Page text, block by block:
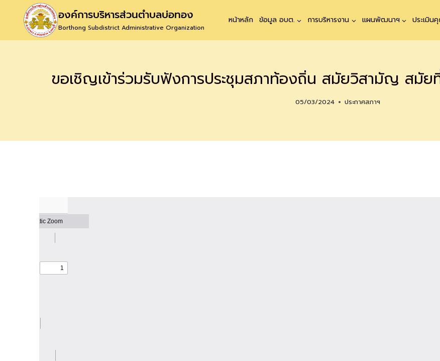
องค์การบริหารส่วนตำบลบ่อทอง
Borthong Subdistrict Administrative Organization
หน้าหลัก ข้อมูล อบต. การบริหารงาน แผนพัฒนาฯ ประเมิน
ขอเชิญเข้าร่วมรับฟังการประชุมสภาท้องถิ่น สมัยวิสามัญ สมัย
05/03/2024 ประกาศสภาฯ